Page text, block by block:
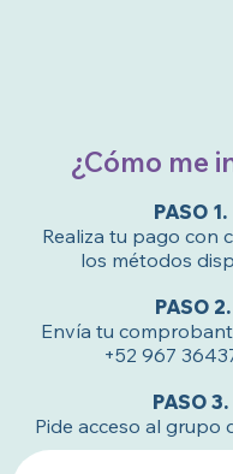
¿Cómo me
PASO 1.⁠ ⁠
Realiza tu pago con
los métodos
PASO 2.⁠
Envía tu
+52 967
PASO 3.⁠ ⁠
Pide acceso al grupo